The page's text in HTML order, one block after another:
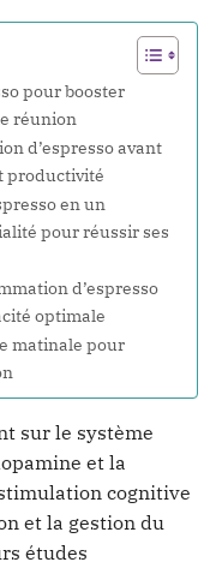
pour booster
réunion
d’espresso avant
productivité
en un
pour réussir ses
d’espresso
optimale
matinale pour
sur le système
et la
cognitive
et la gestion du
études